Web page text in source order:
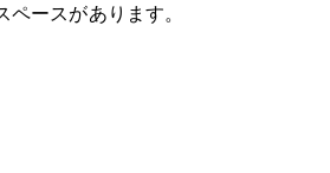
ースがあります。